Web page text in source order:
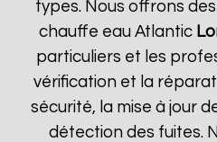
types. Nous offrons
chauffe eau Atlantic
particuliers et les
vérification et la
sécurité, la mise à jour
détection des fuites.